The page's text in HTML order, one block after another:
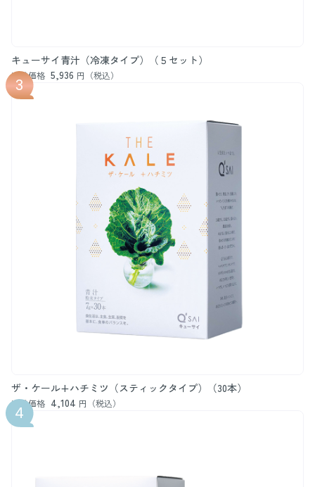
キューサイ青汁（冷凍タイプ）（５セット）
通常価格 5,936 円（税込）
ザ・ケール+ハチミツ（スティックタイプ）（30本）
通常価格 4,104 円（税込）